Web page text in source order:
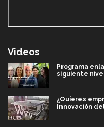
Videos
Programa
siguiente
¿Quieres
Innovación